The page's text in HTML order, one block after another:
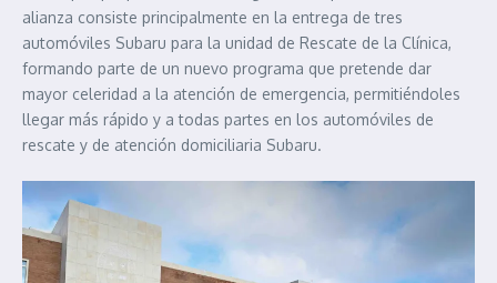
alianza consiste principalmente en la entrega de tres
automóviles Subaru para la unidad de Rescate de la Clínica,
formando parte de un nuevo programa que pretende dar
mayor celeridad a la atención de emergencia, permitiéndoles
llegar más rápido y a todas partes en los automóviles de
rescate y de atención domiciliaria Subaru.